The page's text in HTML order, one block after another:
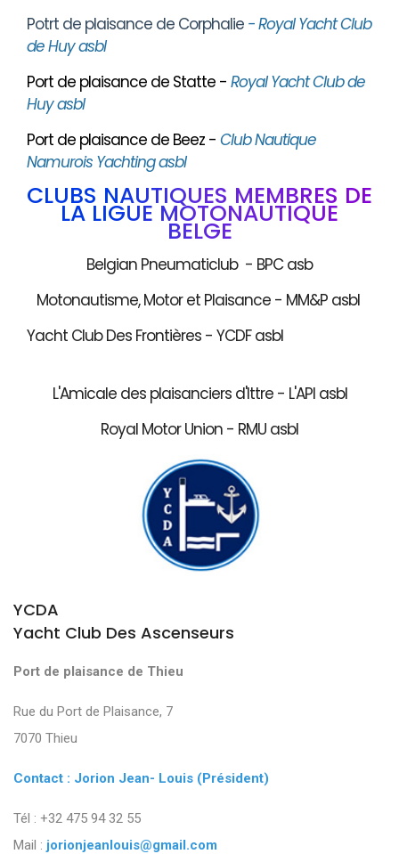
Potrt de plaisance de Corphalie - Royal Yacht Club
de Huy asbl
Port de plaisance de Statte - Royal Yacht Club de
Huy asbl
Port de plaisance de Beez - Club Nautique
Namurois Yachting asbl
CLUBS NAUTIQUES MEMBRES DE
LA LIGUE MOTONAUTIQUE
BELGE
Belgian Pneumaticlub - BPC asb
Motonautisme, Motor et Plaisance - MM&P asbl
Yacht Club Des Frontières - YCDF asbl
L'Amicale des plaisanciers d'Ittre - L'API asbl
Royal Motor Union - RMU asbl
YCDA
Yacht Club Des Ascenseurs
Port de plaisance de Thieu
Rue du Port de Plaisance, 7
7070 Thieu
Contact : Jorion Jean- Louis (Président)
Tél : +32 475 94 32 55
Mail : jorionjeanlouis@gmail.com